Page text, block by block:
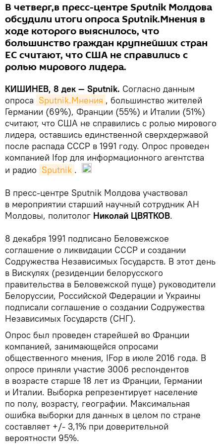
В четверг,в пресс-центре Sputnik Молдова
обсудили итоги опроса Sputnik.Мнения в
ходе которого выяснилось, что
большинство граждан крупнейших стран
ЕС считают, что США не справились с
ролью мирового лидера.
КИШИНЕВ, 8 дек — Sputnik. Согласно данным
опроса Sputnik.Мнения , большинство жителей
Германии (69%), Франции (55%) и Италии (51%)
считают, что США не справились с ролью мирового
лидера, оставшись единственной сверхдержавой
после распада СССР в 1991 году. Опрос проведен
компанией Ifop для информационного агентства
и радио Sputnik .
В пресс-центре Sputnik Молдова участвовал
в мероприятии старший научный сотрудник АН
Молдовы, политолог Николай ЦВЯТКОВ.
8 декабря 1991 подписано Беловежское
соглашение о ликвидации СССР и создании
Содружества Независимых Государств. В этот день
в Вискулях (резиденции белорусского
правительства в Беловежской пуще) руководители
Белоруссии, Российской Федерации и Украины
подписали соглашение о создании Содружества
Независимых Государств (СНГ).
Опрос был проведен старейшей во Франции
компанией, занимающейся опросами
общественного мнения, IFop в июле 2016 года. В
опросе приняли участие 3006 респондентов
в возрасте старше 18 лет из Франции, Германии
и Италии. Выборка репрезентирует население
по полу, возрасту, географии. Максимальная
ошибка выборки для данных в целом по стране
составляет +/- 3,1% при доверительной
вероятности 95%.